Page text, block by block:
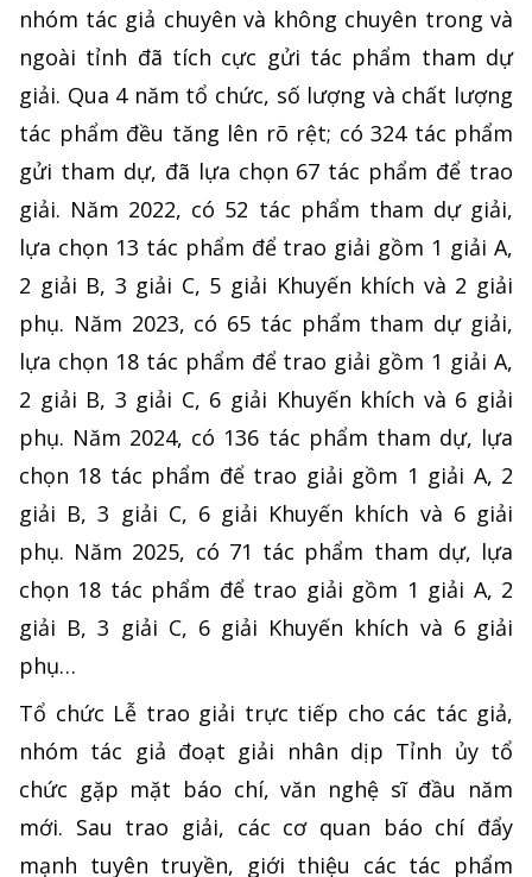
nhóm tác giả chuyên và không chuyên trong và
ngoài tỉnh đã tích cực gửi tác phẩm tham dự
giải. Qua 4 năm tổ chức, số lượng và chất lượng
tác phẩm đều tăng lên rõ rệt; có 324 tác phẩm
gửi tham dự, đã lựa chọn 67 tác phẩm để trao
giải. Năm 2022, có 52 tác phẩm tham dự giải,
lựa chọn 13 tác phẩm để trao giải gồm 1 giải A,
2 giải B, 3 giải C, 5 giải Khuyến khích và 2 giải
phụ. Năm 2023, có 65 tác phẩm tham dự giải,
lựa chọn 18 tác phẩm để trao giải gồm 1 giải A,
2 giải B, 3 giải C, 6 giải Khuyến khích và 6 giải
phụ. Năm 2024, có 136 tác phẩm tham dự, lựa
chọn 18 tác phẩm để trao giải gồm 1 giải A, 2
giải B, 3 giải C, 6 giải Khuyến khích và 6 giải
phụ. Năm 2025, có 71 tác phẩm tham dự, lựa
chọn 18 tác phẩm để trao giải gồm 1 giải A, 2
giải B, 3 giải C, 6 giải Khuyến khích và 6 giải
phụ…
Tổ chức Lễ trao giải trực tiếp cho các tác giả,
nhóm tác giả đoạt giải nhân dịp Tỉnh ủy tổ
chức gặp mặt báo chí, văn nghệ sĩ đầu năm
mới. Sau trao giải, các cơ quan báo chí đẩy
mạnh tuyên truyền, giới thiệu các tác phẩm